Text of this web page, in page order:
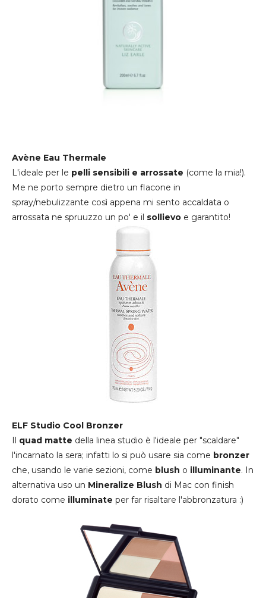
Avène Eau Thermale
L'ideale per le pelli sensibili e arrossate (come la mia!).
Me ne porto sempre dietro un flacone in
spray/nebulizzante così appena mi sento accaldata o
arrossata ne spruuzzo un po' e il sollievo e garantito!
ELF Studio Cool Bronzer
Il quad matte della linea studio è l'ideale per "scaldare"
l'incarnato la sera; infatti lo si può usare sia come bronzer
che, usando le varie sezioni, come blush o illuminante. In
alternativa uso un Mineralize Blush di Mac con finish
dorato come illuminate per far risaltare l'abbronzatura :)